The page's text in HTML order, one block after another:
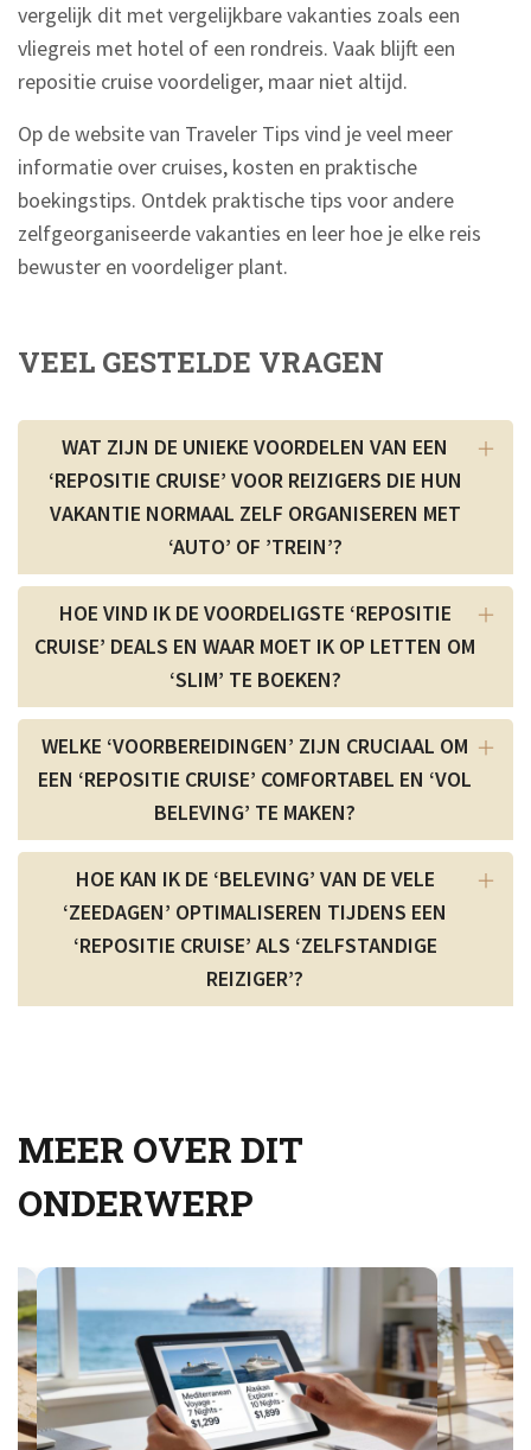
vergelijk dit met vergelijkbare vakanties zoals een
vliegreis met hotel of een rondreis. Vaak blijft een
repositie cruise voordeliger, maar niet altijd.
Op de website van Traveler Tips vind je veel meer
informatie over cruises, kosten en praktische
boekingstips. Ontdek praktische tips voor andere
zelfgeorganiseerde vakanties en leer hoe je elke reis
bewuster en voordeliger plant.
VEEL GESTELDE VRAGEN
WAT ZIJN DE UNIEKE VOORDELEN VAN EEN
‘REPOSITIE CRUISE’ VOOR REIZIGERS DIE HUN
VAKANTIE NORMAAL ZELF ORGANISEREN MET
‘AUTO’ OF ’TREIN’?
HOE VIND IK DE VOORDELIGSTE ‘REPOSITIE
CRUISE’ DEALS EN WAAR MOET IK OP LETTEN OM
‘SLIM’ TE BOEKEN?
WELKE ‘VOORBEREIDINGEN’ ZIJN CRUCIAAL OM
EEN ‘REPOSITIE CRUISE’ COMFORTABEL EN ‘VOL
BELEVING’ TE MAKEN?
HOE KAN IK DE ‘BELEVING’ VAN DE VELE
‘ZEEDAGEN’ OPTIMALISEREN TIJDENS EEN
‘REPOSITIE CRUISE’ ALS ‘ZELFSTANDIGE
REIZIGER’?
MEER OVER DIT
ONDERWERP